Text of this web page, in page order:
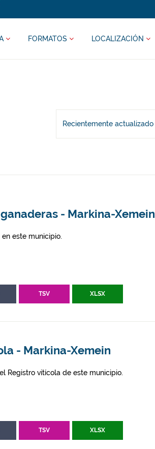
FORMATOS LOCALIZACIÓN
Recientemente actualizado
- Markina-Xemein
este municipio.
TSV XLSX
- Markina-Xemein
Registro vitícola de este municipio.
TSV XLSX